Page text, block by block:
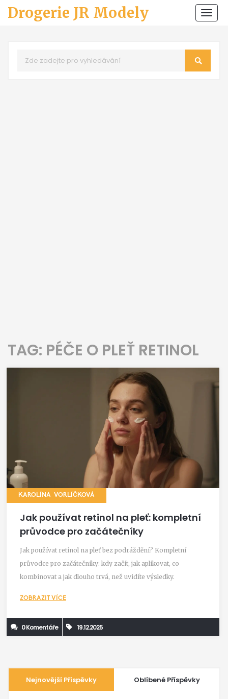
Drogerie JR Modely
TAG: PÉČE O PLEŤ RETINOL
KAROLÍNA VORLÍČKOVÁ
Jak používat retinol na pleť: kompletní
průvodce pro začátečníky
Jak používat retinol na pleť bez podráždění? Kompletní
průvodce pro začátečníky: kdy začít, jak aplikovat, co
kombinovat a jak dlouho trvá, než uvidíte výsledky.
ZOBRAZIT VÍCE
0 Komentáře 19.12.2025
Nejnovější Příspěvky Oblíbené Příspěvky